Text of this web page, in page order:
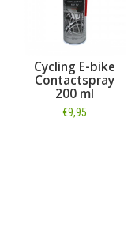
Cycling E-bike
Contactspray
200 ml
€9,95